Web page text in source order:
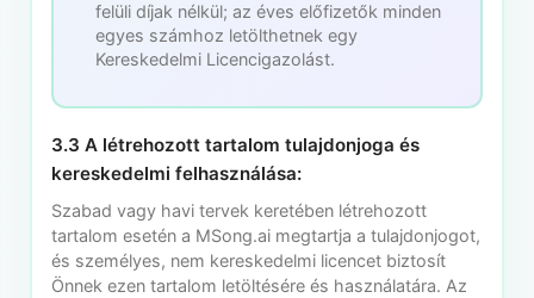
felüli díjak nélkül; az éves előfizetők minden
egyes számhoz letölthetnek egy
Kereskedelmi Licencigazolást.
3.3 A létrehozott tartalom tulajdonjoga és
kereskedelmi felhasználása:
Szabad vagy havi tervek keretében létrehozott
tartalom esetén a MSong.ai megtartja a tulajdonjogot,
és személyes, nem kereskedelmi licencet biztosít
Önnek ezen tartalom letöltésére és használatára. Az